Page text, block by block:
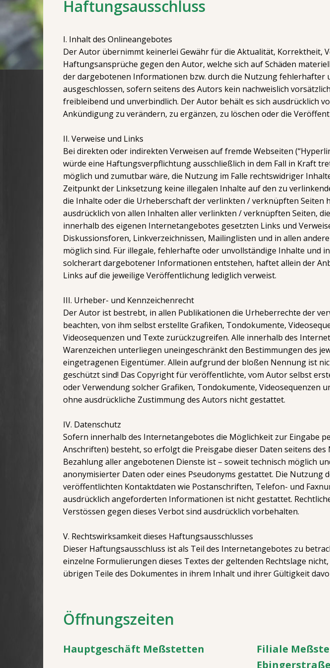
Haftungsausschluss
I. Inhalt des Onlineangebotes
Der Autor übernimmt keinerlei Gewähr für die Aktualität,
Haftungsansprüche gegen den Autor, welche sich auf Schäden
der dargebotenen Informationen bzw. durch die Nutzung
ausgeschlossen, sofern seitens des Autors kein nachweislich
freibleibend und unverbindlich. Der Autor behält es sich ausdrücklich
Ankündigung zu verändern, zu ergänzen, zu löschen oder die
II. Verweise und Links
Bei direkten oder indirekten Verweisen auf fremde Webseiten
würde eine Haftungsverpflichtung ausschließlich in dem Fall in Kraft
möglich und zumutbar wäre, die Nutzung im Falle rechtswidriger
Zeitpunkt der Linksetzung keine illegalen Inhalte auf den zu
die Inhalte oder die Urheberschaft der verlinkten / verknüpften
ausdrücklich von allen Inhalten aller verlinkten / verknüpften Seiten,
innerhalb des eigenen Internetangebotes gesetzten Links und
Diskussionsforen, Linkverzeichnissen, Mailinglisten und in allen
möglich sind. Für illegale, fehlerhafte oder unvollständige Inhalte und
solcherart dargebotener Informationen entstehen, haftet allein der
Links auf die jeweilige Veröffentlichung lediglich verweist.
III. Urheber- und Kennzeichenrecht
Der Autor ist bestrebt, in allen Publikationen die Urheberrechte der
beachten, von ihm selbst erstellte Grafiken, Tondokumente,
Videosequenzen und Texte zurückzugreifen. Alle innerhalb des
Warenzeichen unterliegen uneingeschränkt den Bestimmungen des
eingetragenen Eigentümer. Allein aufgrund der bloßen Nennung ist
geschützt sind! Das Copyright für veröffentlichte, vom Autor selbst
oder Verwendung solcher Grafiken, Tondokumente,
ohne ausdrückliche Zustimmung des Autors nicht gestattet.
IV. Datenschutz
Sofern innerhalb des Internetangebotes die Möglichkeit zur Eingabe
Anschriften) besteht, so erfolgt die Preisgabe dieser Daten seitens
Bezahlung aller angebotenen Dienste ist – soweit technisch möglich
anonymisierter Daten oder eines Pseudonyms gestattet. Die Nutzung
veröffentlichten Kontaktdaten wie Postanschriften, Telefon- und
ausdrücklich angeforderten Informationen ist nicht gestattet.
Verstössen gegen dieses Verbot sind ausdrücklich vorbehalten.
V. Rechtswirksamkeit dieses Haftungsausschlusses
Dieser Haftungsausschluss ist als Teil des Internetangebotes zu
einzelne Formulierungen dieses Textes der geltenden Rechtslage
übrigen Teile des Dokumentes in ihrem Inhalt und ihrer Gültigkeit
Öffnungszeiten
Hauptgeschäft Meßstetten
Filiale
Ebingerstraße